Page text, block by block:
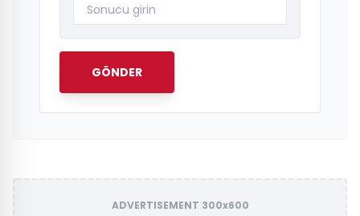
GÖNDER
ADVERTISEMENT 300x600